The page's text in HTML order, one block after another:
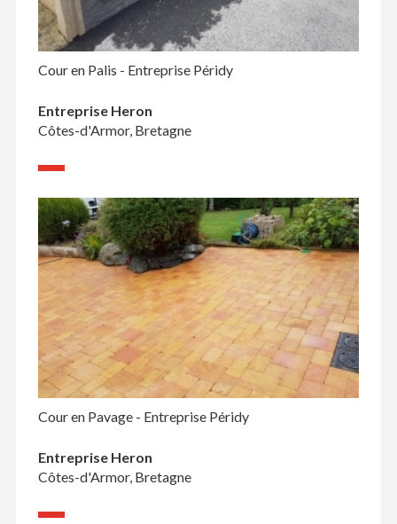
Cour en Palis - Entreprise Péridy
Entreprise Heron
Côtes-d'Armor, Bretagne
Cour en Pavage - Entreprise Péridy
Entreprise Heron
Côtes-d'Armor, Bretagne